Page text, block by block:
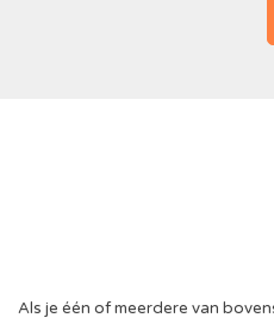
Als je één of meerdere van